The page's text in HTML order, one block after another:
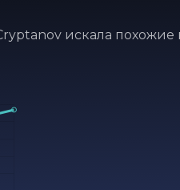
искала